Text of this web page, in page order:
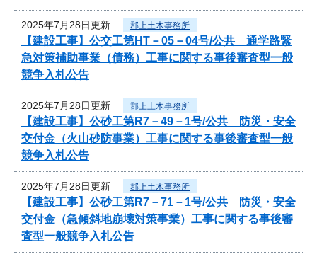
2025年7月28日更新 郡上土木事務所
【建設工事】公交工第HT－05－04号/公共 通学路緊
急対策補助事業（債務）工事に関する事後審査型一般
競争入札公告
2025年7月28日更新 郡上土木事務所
【建設工事】公砂工第R7－49－1号/公共 防災・安全
交付金（火山砂防事業）工事に関する事後審査型一般
競争入札公告
2025年7月28日更新 郡上土木事務所
【建設工事】公砂工第R7－71－1号/公共 防災・安全
交付金（急傾斜地崩壊対策事業）工事に関する事後審
査型一般競争入札公告